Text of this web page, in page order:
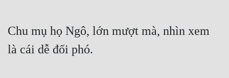
Chu mụ họ Ngô, lớn mượt mà, nhìn xem
là cái dễ đối phó.